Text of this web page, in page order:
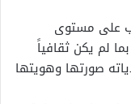
على مستوى
لم يكن ثقافياً
صورتها وهويتها